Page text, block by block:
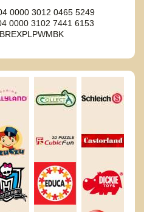
0000 3012 0465 5249
0000 3102 7441 6153